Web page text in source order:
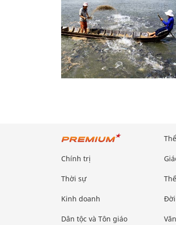
Chính trị
Thời sự
Kinh doanh
Dân tộc và Tôn giáo